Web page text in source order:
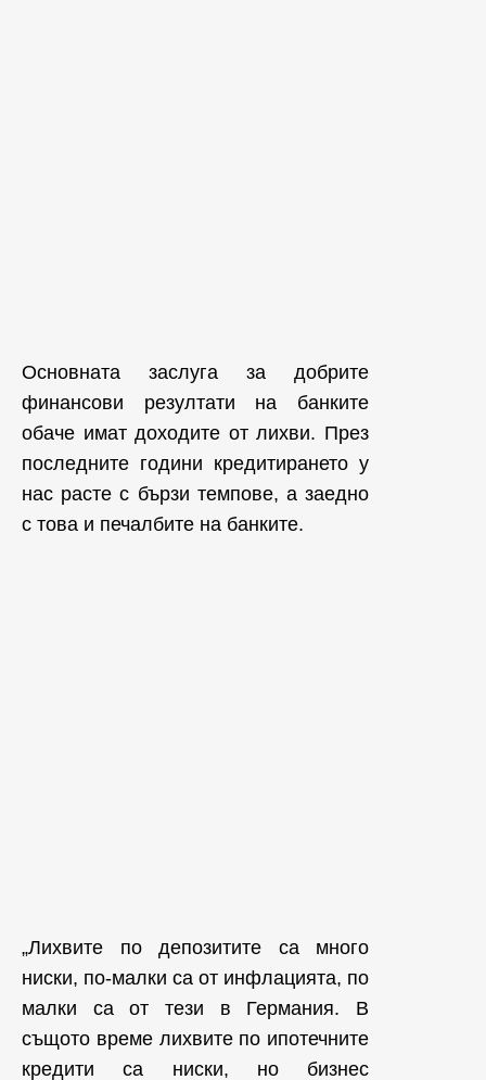
Основната заслуга за добрите
финансови резултати на банките
обаче имат доходите от лихви. През
последните години кредитирането у
нас расте с бързи темпове, а заедно
с това и печалбите на банките.
„Лихвите по депозитите са много
ниски, по-малки са от инфлацията, по
малки са от тези в Германия. В
същото време лихвите по ипотечните
кредити са ниски, но бизнес